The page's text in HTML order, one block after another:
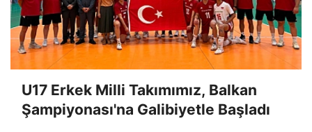
U17 Erkek Milli Takımımız, Balkan
Şampiyonası'na Galibiyetle Başladı